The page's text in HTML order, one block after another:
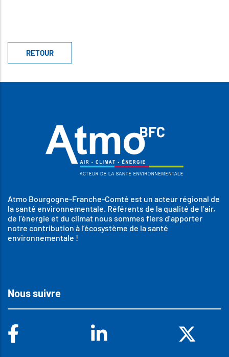
Atmo Bourgogne-Franche-Comté est un acteur régional de
la santé environnementale. Référents de la qualité de l’air,
de l’énergie et du climat nous sommes fiers d’apporter
notre contribution à l’écosystème de la santé
environnementale !
Nous suivre